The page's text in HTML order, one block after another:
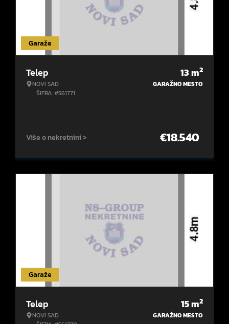
Garaže
Telep
NOVI SAD
ŠIFRA: #561771
13m2
GARAŽNO MESTO
Više o nekretnini > €18.540
Garaže
Telep
NOVI SAD
15m2
GARAŽNO MESTO